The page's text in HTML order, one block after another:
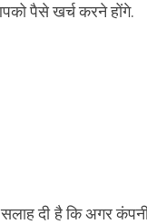
पैसे खर्च करने होंगे.
दी है कि अगर